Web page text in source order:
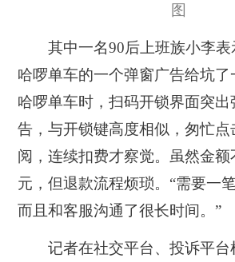
图
其中一名90后上班族小李表
哈啰单车的一个弹窗广告给坑了
哈啰单车时，扫码开锁界面突
告，与开锁键高度相似，匆忙
阅，连续扣费才察觉。虽然金额
元，但退款流程烦琐。“需要一
而且和客服沟通了很长时间。”
记者在社交平台、投诉平台